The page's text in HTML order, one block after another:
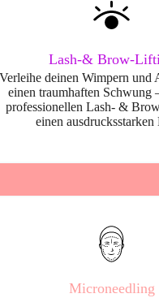
Lash-& Brow-
Verleihe deinen Wimpern und
einen traumhaften Schwung
professionellen Lash- &
einen
Microneedling